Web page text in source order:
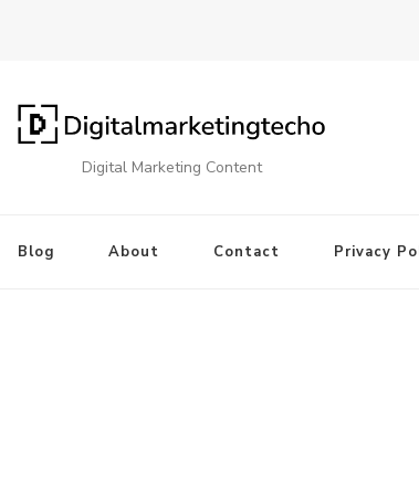
Digital Marketing Content
Blog About Contact Privacy